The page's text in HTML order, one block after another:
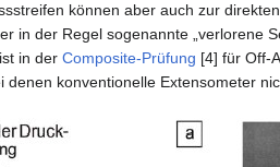
können aber auch zur
in der Regel sogenannte „verlorene
in der Composite-Prüfung [4] für Off-
denen konventionelle Extensometer